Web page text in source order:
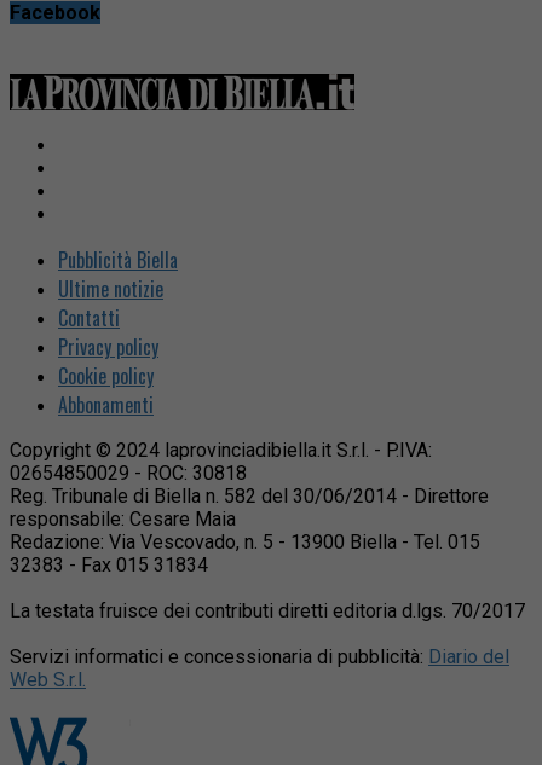
Facebook
Pubblicità Biella
Ultime notizie
Contatti
Privacy policy
Cookie policy
Abbonamenti
Copyright © 2024 laprovinciadibiella.it S.r.l. - P.IVA:
02654850029 - ROC: 30818
Reg. Tribunale di Biella n. 582 del 30/06/2014 - Direttore
responsabile: Cesare Maia
Redazione: Via Vescovado, n. 5 - 13900 Biella - Tel. 015
32383 - Fax 015 31834
La testata fruisce dei contributi diretti editoria d.lgs. 70/2017
Servizi informatici e concessionaria di pubblicità: Diario del
Web S.r.l.